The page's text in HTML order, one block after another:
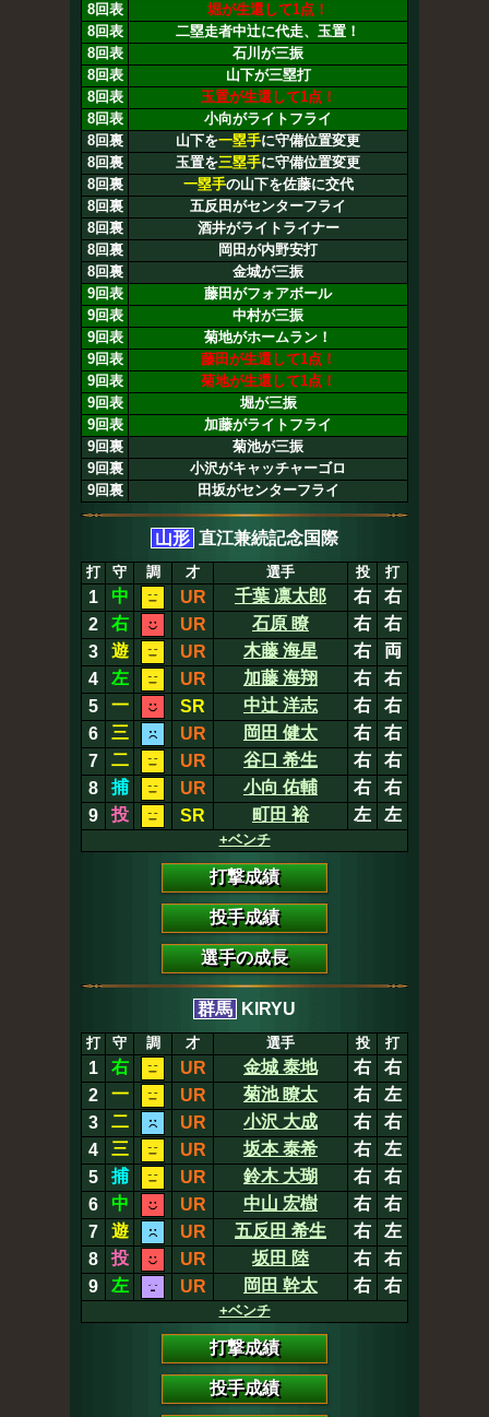
8回表
堀が生還して1点！
8回表
二塁走者中辻に代走、玉置！
8回表
石川が三振
8回表
山下が三塁打
8回表
玉置が生還して1点！
8回表
小向がライトフライ
8回裏
山下を一塁手に守備位置変更
8回裏
玉置を三塁手に守備位置変更
8回裏
一塁手の山下を佐藤に交代
8回裏
五反田がセンターフライ
8回裏
酒井がライトライナー
8回裏
岡田が内野安打
8回裏
金城が三振
9回表
藤田がフォアボール
9回表
中村が三振
9回表
菊地がホームラン！
9回表
藤田が生還して1点！
9回表
菊地が生還して1点！
9回表
堀が三振
9回表
加藤がライトフライ
9回裏
菊池が三振
9回裏
小沢がキャッチャーゴロ
9回裏
田坂がセンターフライ
山形 直江兼続記念国際
打 守 調 才 選手 投 打
1 中 UR 千葉 凛太郎 右
右
2
右 UR 石原 瞭 右
右
3
遊 UR 木藤 海星 右
両
4
左 UR 加藤 海翔 右
右
5
一 SR 中辻 洋志 右
右
6
三 UR 岡田 健太 右
右
7
二 UR 谷口 希生 右
右
8
捕 UR 小向 佑輔 右
右
9
投 SR 町田 裕 左 左
+ベンチ
打撃成績
投手成績
選手の成長
群馬 KIRYU
打 守 調 才 選手 投 打
1 右 UR 金城 泰地 右
右
2
一 UR 菊池 瞭太 右
左
3
二 UR 小沢 大成 右
右
4
三 UR 坂本 泰希 右
左
5
捕 UR 鈴木 大瑚 右
右
6
中 UR 中山 宏樹 右
右
7
遊 UR 五反田 希生 右
左
8
投 UR 坂田 陸 右
右
9
左 UR 岡田 幹太 右 右
+ベンチ
打撃成績
投手成績